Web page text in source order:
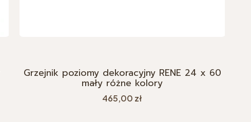
Grzejnik poziomy dekoracyjny RENE 24 x 60
mały różne kolory
Cena
465,00 zł